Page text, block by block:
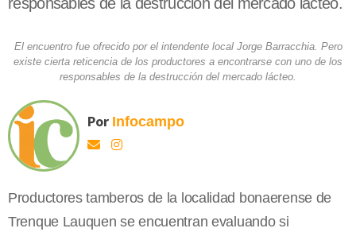
El encuentro fue ofrecido por el intendente local Jorge Barracchia. Pero
existe cierta reticencia de los productores a encontrarse con uno de los
responsables de la destrucción del mercado lácteo.
Por Infocampo
Productores tamberos de la localidad bonaerense de
Trenque Lauquen se encuentran evaluando si